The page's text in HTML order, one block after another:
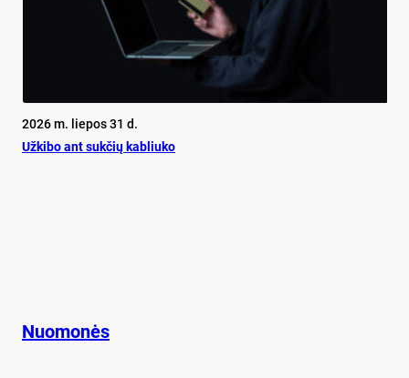
2026 m. liepos 31 d.
Užkibo ant sukčių kabliuko
Nuomonės